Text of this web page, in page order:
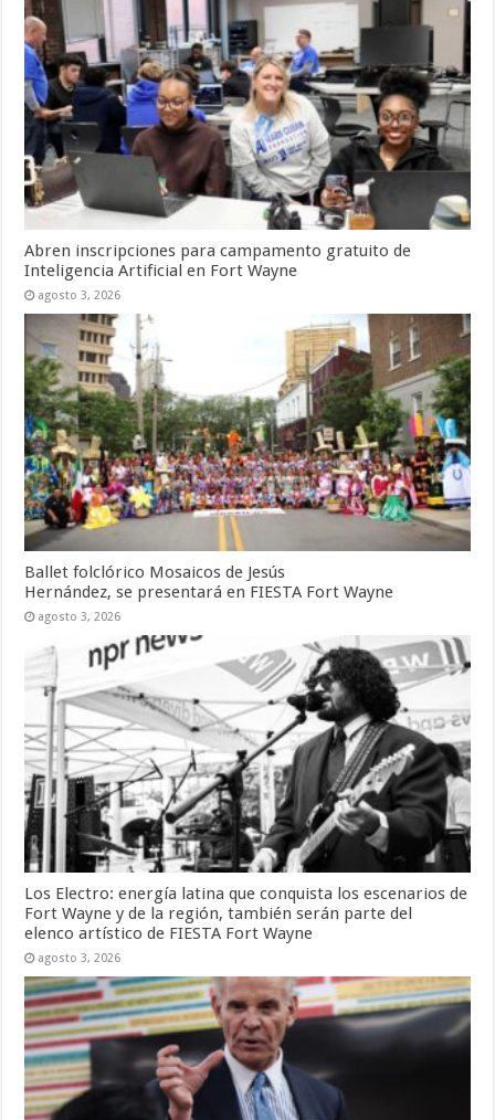
Abren inscripciones para campamento gratuito de
Inteligencia Artificial en Fort Wayne
agosto 3, 2026
Ballet folclórico Mosaicos de Jesús
Hernández, se presentará en FIESTA Fort Wayne
agosto 3, 2026
Los Electro: energía latina que conquista los escenarios de
Fort Wayne y de la región, también serán parte del
elenco artístico de FIESTA Fort Wayne
agosto 3, 2026